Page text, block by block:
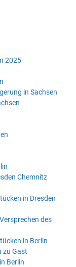
2025
in Sachsen
Chemnitz
in Dresden
des
in Berlin
zu Gast
Berlin